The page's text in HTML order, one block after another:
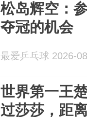
松岛辉空：
夺冠的机会
最爱乒乓球 2026-
世界第一王
过莎莎，距